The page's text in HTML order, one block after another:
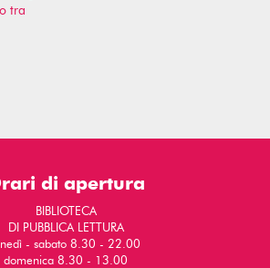
tra
di apertura
BIBLIOTECA
DI PUBBLICA LETTURA
- sabato 8.30 - 22.00
domenica 8.30 - 13.00